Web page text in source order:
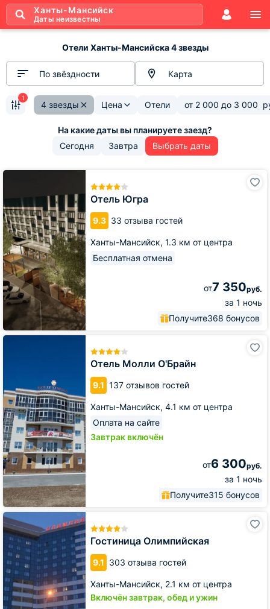
Ханты-Мансийск
Даты неизвестны
Отели Ханты-Мансийска 4 звезды
По звёздности Карта
4 звезды Цена Отели от 2 000 до 3 000
1
Сегодня Завтра Выбрать даты
Отель Югра
9.3 33 отзыва гостей
Ханты-Мансийск, 1.3 км от центра
Бесплатная отмена
от7 350руб.
за 1 ночь
Получите368 бонусов
Отель
Отель Молли О'Брайн
9.1 137 отзывов гостей
Ханты-Мансийск, 4.1 км от центра
Оплата на сайте
Завтрак включён
от6 300руб.
за 1 ночь
Получите315 бонусов
Отель
Гостиница Олимпийская
9.1 303 отзыва гостей
Ханты-Мансийск, 2.1 км от центра
Включён завтрак, обед и ужин
Гостиница
Олимпийская